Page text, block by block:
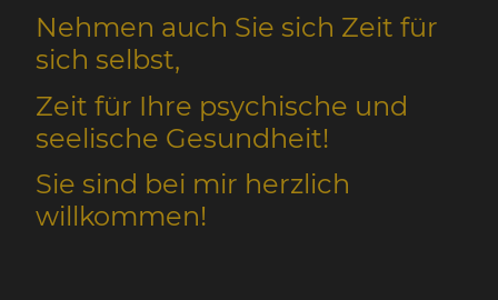
Nehmen auch Sie sich Zeit für
sich selbst,
Zeit für Ihre psychische und
seelische Gesundheit!
Sie sind bei mir herzlich
willkommen!